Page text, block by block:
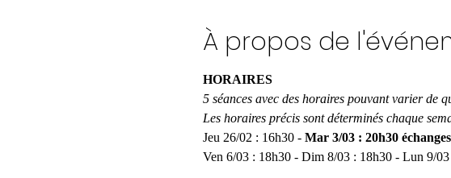
À propos de
HORAIRES
5 séances avec des horaires pouvant varier de
Les horaires précis sont déterminés chaque
Jeu 26/02 : 16h30 - Mar 3/03 : 20h30
Ven 6/03 : 18h30 - Dim 8/03 : 18h30 - Lun 9/